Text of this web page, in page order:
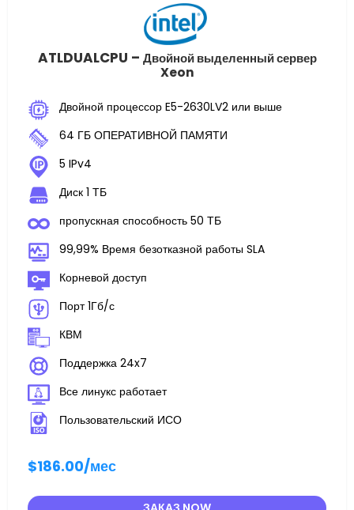
ATLDUALCPU – Двойной выделенный сервер
Xeon
Двойной процессор E5-2630LV2 или выше
64 ГБ ОПЕРАТИВНОЙ ПАМЯТИ
5 IPv4
Диск 1 ТБ
пропускная способность 50 ТБ
99,99% Время безотказной работы SLA
Корневой доступ
Порт 1Гб/с
КВМ
Поддержка 24x7
Все линукс работает
Пользовательский ИСО
$186.00/мес